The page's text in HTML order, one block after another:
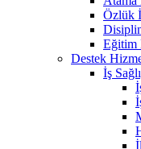
Özlük
Eğitim
Destek
İş